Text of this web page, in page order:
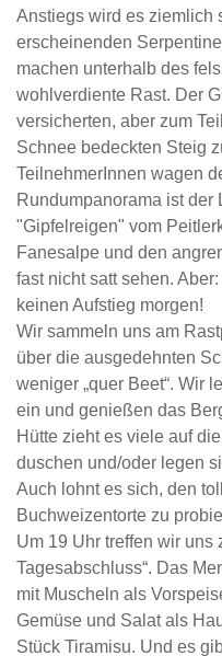
Anstiegs wird es ziemlich
erscheinenden
machen unterhalb des
wohlverdiente Rast. Der
versicherten, aber zum
Schnee bedeckten Steig
TeilnehmerInnen wagen
Rundumpanorama ist der
"Gipfelreigen" vom
Fanesalpe und den
fast nicht satt sehen.
keinen Aufstieg morgen!
Wir sammeln uns am
über die ausgedehnten
weniger „quer Beet“. Wir
ein und genießen das
Hütte zieht es viele auf
duschen und/oder legen
Auch lohnt es sich, den
Buchweizentorte zu
Um 19 Uhr treffen wir uns
Tagesabschluss“. Das
mit Muscheln als
Gemüse und Salat als
Stück Tiramisu. Und es